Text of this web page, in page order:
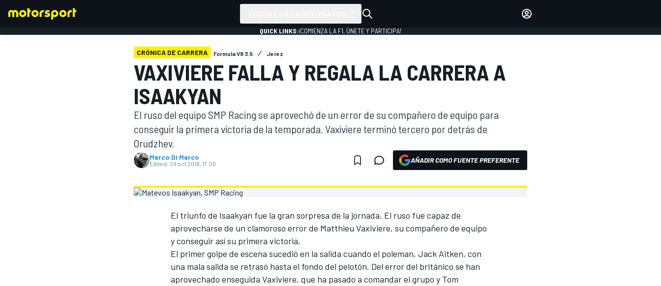
MOTO
QUICK LINKS:¡COMIENZA LA F1, ÚNETE Y PARTICIPA!
CRÓNICA DE CARRERA Formula V8 3.5 Jerez
VAXIVIERE FALLA Y REGALA LA CARRERA A
ISAAKYAN
El ruso del equipo SMP Racing se aprovechó de un error de su compañero de equipo para
conseguir la primera victoria de la temporada. Vaxiviere terminó tercero por detrás de
Orudzhev.
Marco Di Marco
Edited: 29 oct 2016, 17:00 AÑADIR COMO FUENTE PREFERENTE
El triunfo de Isaakyan fue la gran sorpresa de la jornada. El ruso fue capaz de
aprovecharse de un clamoroso error de Matthieu Vaxiviere, su compañero de equipo
y conseguir así su primera victoria.
El primer golpe de escena sucedió en la salida cuando el poleman, Jack Aitken, con
una mala salida se retrasó hasta el fondo del pelotón. Del error del británico se han
aprovechado enseguida Vaxiviere, que ha pasado a comandar el grupo y Tom